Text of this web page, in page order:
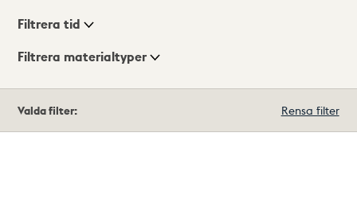
Visningsläge
Filtrera tid
Filtrera materialtyper
träffar
Valda filter: Rensa filter